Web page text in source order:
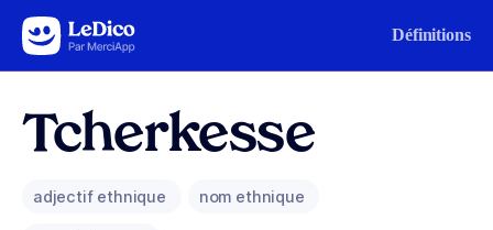
Aller au contenu Définitions
Tcherkesse
adjectif ethnique nom ethnique